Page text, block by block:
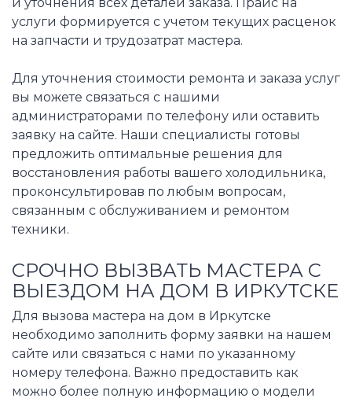
услуги формируется с учетом текущих расценок
на запчасти и трудозатрат мастера.
Для уточнения стоимости ремонта и заказа услуг
вы можете связаться с нашими
администраторами по телефону или оставить
заявку на сайте. Наши специалисты готовы
предложить оптимальные решения для
восстановления работы вашего холодильника,
проконсультировав по любым вопросам,
связанным с обслуживанием и ремонтом
техники.
СРОЧНО ВЫЗВАТЬ МАСТЕРА С
ВЫЕЗДОМ НА ДОМ В ИРКУТСКЕ
Для вызова мастера на дом в Иркутске
необходимо заполнить форму заявки на нашем
сайте или связаться с нами по указанному
номеру телефона. Важно предоставить как
можно более полную информацию о модели